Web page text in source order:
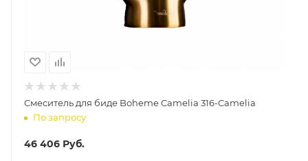
Смеситель для биде Boheme Camelia 316-Camelia
По запросу
46 406 Руб.